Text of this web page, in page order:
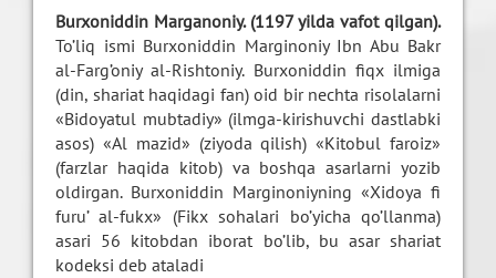
Burxoniddin Marganoniy. (1197 yilda vafot qilgan).
To’liq ismi Burxoniddin Marginoniy Ibn Abu Bakr
al-Farg’oniy al-Rishtoniy. Burxoniddin fiqx ilmiga
(din, shariat haqidagi fan) oid bir nechta risolalarni
«Bidoyatul mubtadiy» (ilmga-kirishuvchi dastlabki
asos) «Al mazid» (ziyoda qilish) «Kitobul faroiz»
(farzlar haqida kitob) va boshqa asarlarni yozib
oldirgan. Burxoniddin Marginoniyning «Xidoya fi
furu’ al-fukx» (Fikx sohalari bo’yicha qo’llanma)
asari 56 kitobdan iborat bo’lib, bu asar shariat
kodeksi deb ataladi